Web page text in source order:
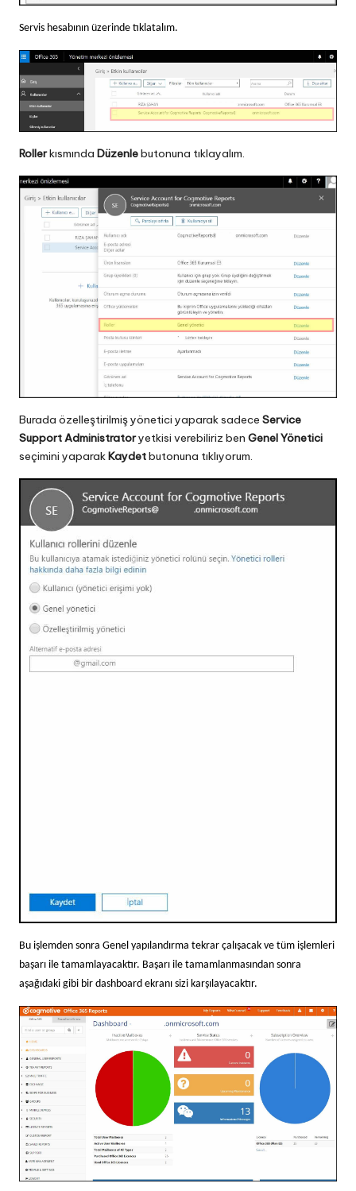
Servis hesabının üzerinde tıklatalım.
Rollerkısmında Düzenlebutonuna tıklayalım.
Burada özelleştirilmiş yönetici yaparak sadece Service
Support Administratoryetkisi verebiliriz ben Genel Yönetici
seçimini yaparakKaydetbutonuna tıklıyorum.
Bu işlemden sonra Genel yapılandırma tekrar çalışacak ve tüm işlemleri
başarı ile tamamlayacaktır. Başarı ile tamamlanmasından sonra
aşağıdaki gibi bir dashboard ekranı sizi karşılayacaktır.